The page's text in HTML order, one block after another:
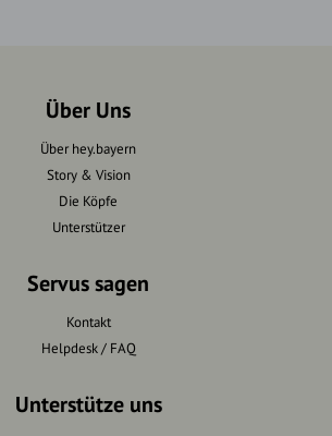
Über Uns
Über hey.bayern
Story & Vision
Die Köpfe
Unterstützer
Servus sagen
Kontakt
Helpdesk / FAQ
Unterstütze uns